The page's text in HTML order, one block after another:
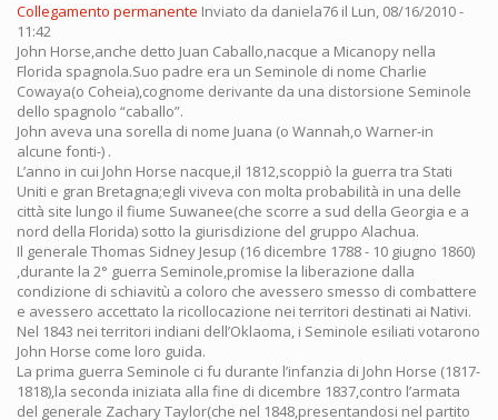
Collegamento permanente Inviato da daniela76 il Lun, 08/16/2010 -
11:42
John Horse,anche detto Juan Caballo,nacque a Micanopy nella
Florida spagnola.Suo padre era un Seminole di nome Charlie
Cowaya(o Coheia),cognome derivante da una distorsione Seminole
dello spagnolo “caballo”.
John aveva una sorella di nome Juana (o Wannah,o Warner-in
alcune fonti-) .
L’anno in cui John Horse nacque,il 1812,scoppiò la guerra tra Stati
Uniti e gran Bretagna;egli viveva con molta probabilità in una delle
città site lungo il fiume Suwanee(che scorre a sud della Georgia e a
nord della Florida) sotto la giurisdizione del gruppo Alachua.
Il generale Thomas Sidney Jesup (16 dicembre 1788 - 10 giugno 1860)
,durante la 2° guerra Seminole,promise la liberazione dalla
condizione di schiavitù a coloro che avessero smesso di combattere
e avessero accettato la ricollocazione nei territori destinati ai Nativi.
Nel 1843 nei territori indiani dell’Oklaoma, i Seminole esiliati votarono
John Horse come loro guida.
La prima guerra Seminole ci fu durante l’infanzia di John Horse (1817-
1818),la seconda iniziata alla fine di dicembre 1837,contro l’armata
del generale Zachary Taylor(che nel 1848,presentandosi nel partito